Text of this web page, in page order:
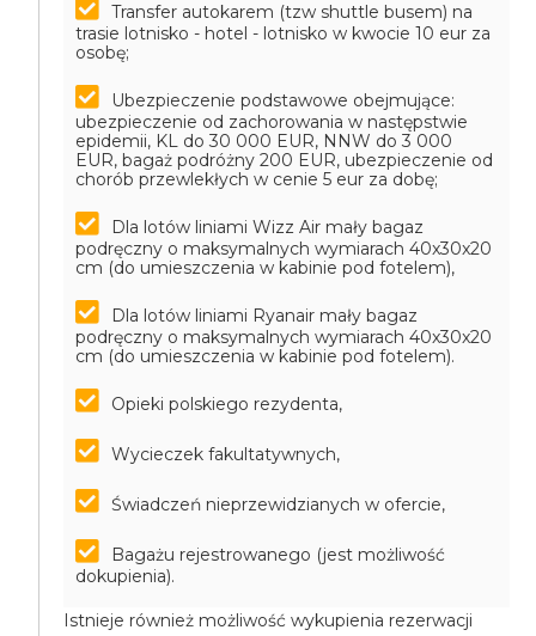
Transfer autokarem (tzw shuttle busem) na
trasie lotnisko - hotel - lotnisko w kwocie 10 eur za
osobę;
Ubezpieczenie podstawowe obejmujące:
ubezpieczenie od zachorowania w następstwie
epidemii, KL do 30 000 EUR, NNW do 3 000
EUR, bagaż podróżny 200 EUR, ubezpieczenie od
chorób przewlekłych w cenie 5 eur za dobę;
Dla lotów liniami Wizz Air mały bagaz
podręczny o maksymalnych wymiarach 40x30x20
cm (do umieszczenia w kabinie pod fotelem),
Dla lotów liniami Ryanair mały bagaz
podręczny o maksymalnych wymiarach 40x30x20
cm (do umieszczenia w kabinie pod fotelem).
Opieki polskiego rezydenta,
Wycieczek fakultatywnych,
Świadczeń nieprzewidzianych w ofercie,
Bagażu rejestrowanego (jest możliwość
dokupienia).
Istnieje również możliwość wykupienia rezerwacji